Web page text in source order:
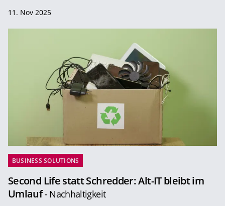
11. Nov 2025
BUSINESS SOLUTIONS
Second Life statt Schredder: Alt-IT bleibt im
Umlauf- Nachhaltigkeit